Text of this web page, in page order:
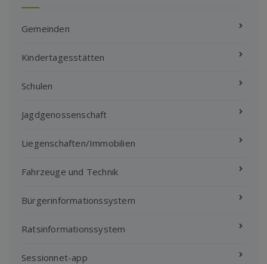
Gemeinden
Kindertagesstätten
Schulen
Jagdgenossenschaft
Liegenschaften/Immobilien
Fahrzeuge und Technik
Bürgerinformationssystem
Ratsinformationssystem
Sessionnet-app